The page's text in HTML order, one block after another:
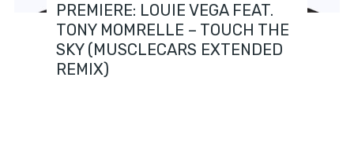
PREMIERE: LOUIE VEGA FEAT.
TONY MOMRELLE – TOUCH THE
SKY (MUSCLECARS EXTENDED
REMIX)